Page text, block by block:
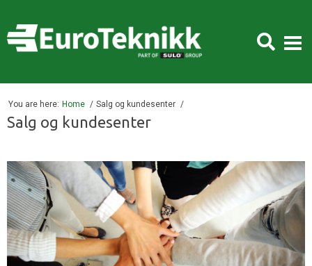
You are here: Home Salg og kundesenter
Salg og kundesenter